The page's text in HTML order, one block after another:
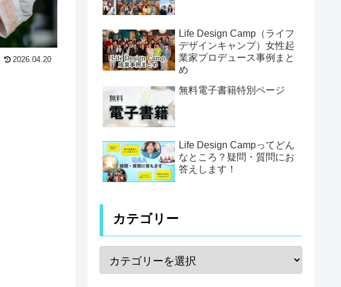
2026.04.20
Life Design Camp（ライフ
デザインキャンプ）女性起
業家プロデュース事例まと
め
無料電子書籍特別ページ
Life Design Campってどん
なところ？疑問・質問にお
答えします！
カテゴリー